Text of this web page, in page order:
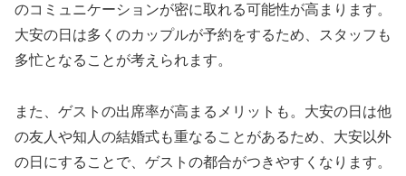
のコミュニケーションが密に取れる可能性が高まります。
大安の日は多くのカップルが予約をするため、スタッフも
多忙となることが考えられます。
また、ゲストの出席率が高まるメリットも。大安の日は他
の友人や知人の結婚式も重なることがあるため、大安以外
の日にすることで、ゲストの都合がつきやすくなります。